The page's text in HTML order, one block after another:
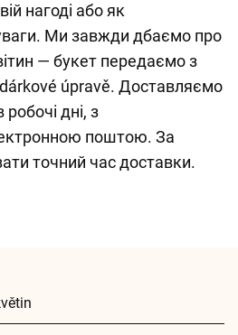
нагоді або як
Ми завжди дбаємо про
— букет передаємо з
úpravě. Доставляємо
дні, з
поштою. За
точний час доставки.